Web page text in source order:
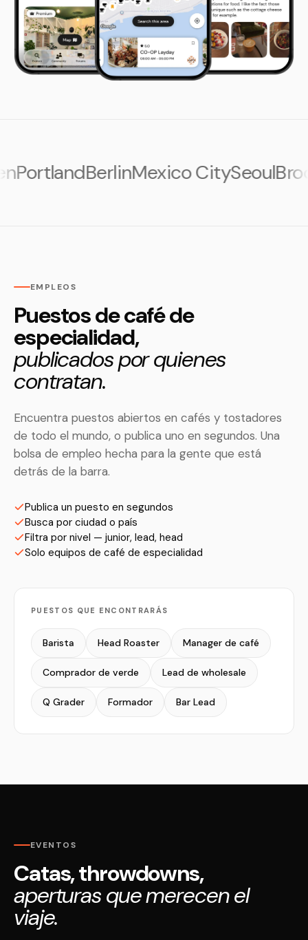
BerlinMexico CitySeoul
EMPLEOS
Puestos de café de
especialidad,
publicados por quienes
contratan.
Encuentra puestos abiertos en cafés y tostadores
de todo el mundo, o publica uno en segundos. Una
bolsa de empleo hecha para la gente que está
detrás de la barra.
Publica un puesto en segundos
Busca por ciudad o país
Filtra por nivel — junior, lead, head
Solo equipos de café de especialidad
PUESTOS QUE ENCONTRARÁS
Barista Head Roaster Manager de café
Comprador de verde Lead de wholesale
Q Grader Formador Bar Lead
EVENTOS
Catas, throwdowns,
aperturas que merecen el
viaje.